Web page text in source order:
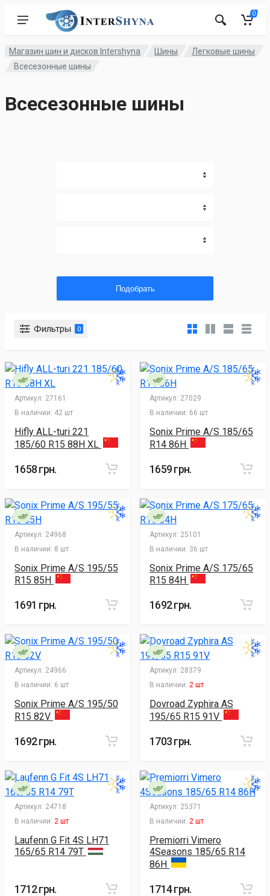
0
Магазин шин и дисков Intershyna Шины
Легковые шины
Всесезонные шины
Всесезонные шины
Подобрать
Фильтры 0
Артикул: 27161
В наличии: 42 шт
Hifly ALL-turi 221
185/60 R15 88H XL
1658 грн.
Артикул: 27029
В наличии: 66 шт
Sonix Prime A/S 185/65
R14 86H
1659 грн.
Артикул: 24968
В наличии: 8 шт
Sonix Prime A/S 195/55
R15 85H
1691 грн.
Артикул: 25101
В наличии: 36 шт
Sonix Prime A/S 175/65
R15 84H
1692 грн.
Артикул: 24966
В наличии: 6 шт
Sonix Prime A/S 195/50
R15 82V
1692 грн.
Артикул: 28379
В наличии: 2 шт
Dovroad Zyphira AS
195/65 R15 91V
1703 грн.
Артикул: 24718
В наличии: 2 шт
Laufenn G Fit 4S LH71
165/65 R14 79T
1712 грн.
Артикул: 25371
В наличии: 2 шт
Premiorri Vimero
4Seasons 185/65 R14
86H
1714 грн.